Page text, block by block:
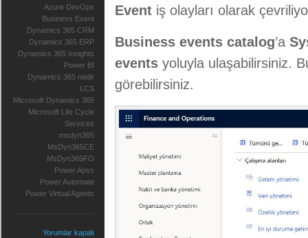
Event iş olayları olarak
Business events catalog’a
events yoluyla ulaşabilirsiniz.
görebilirsiniz.
Azure DevOps
Business Event
Dynamics 365 CRM
Dynamics 365 ERP
Dynamics 365 Insights
Power BI
Dynamics 365 nedir
LCS
Microsoft Dynamics 365
Microsoft Life Cycle
Services
msdyn365
MsDyn365CE
MsDyn365FO
Power Apss
Power Automate
Power Virtual Agents
Yorumlar kapalı